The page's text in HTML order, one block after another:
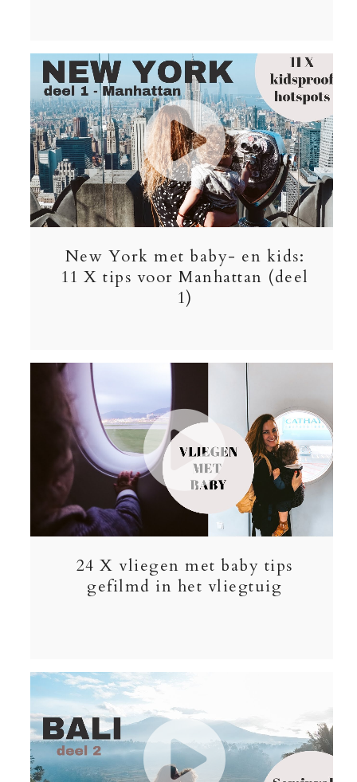
New York met baby- en kids:
11 X tips voor Manhattan (deel
1)
24 X vliegen met baby tips
gefilmd in het vliegtuig